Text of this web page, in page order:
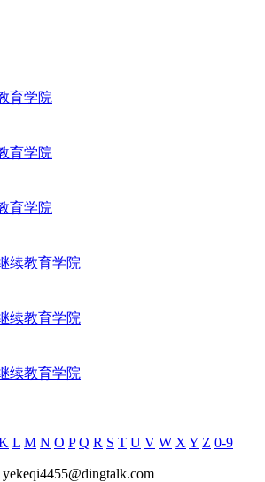
育学院
育学院
育学院
续教育学院
续教育学院
续教育学院
L M N O P Q R S T U V W X Y Z 0-9